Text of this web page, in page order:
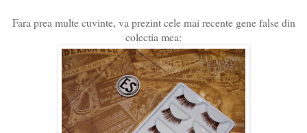
Fara prea multe cuvinte, va prezint cele mai recente gene false din
colectia mea: